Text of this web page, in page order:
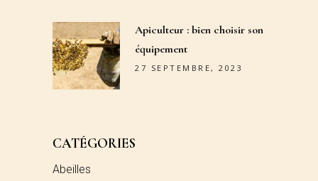
Apiculteur : bien choisir son
équipement
27 SEPTEMBRE, 2023
CATÉGORIES
Abeilles